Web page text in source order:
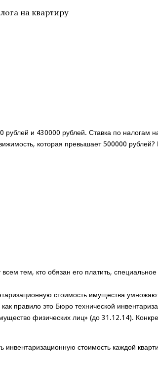
на квартиру
и 430000 рублей. Ставка по налогам
которая превышает 500000 рублей?
тем, кто обязан его платить,
стоимость имущества
правило это Бюро технической
физических лиц» (до 31.12.14).
стоимость каждой